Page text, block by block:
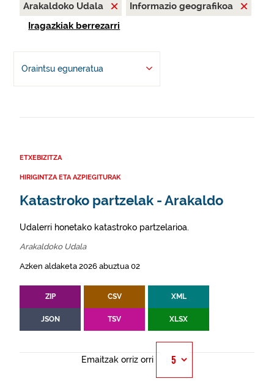
Arakaldoko Udala
Informazio geografikoa
Iragazkiak berrezarri
Oraintsu eguneratua
ETXEBIZITZA
HIRIGINTZA ETA AZPIEGITURAK
Katastroko partzelak - Arakaldo
Udalerri honetako katastroko partzelarioa.
Arakaldoko Udala
Azken aldaketa 2026 abuztua 02
ZIP CSV XML
JSON TSV XLSX
Emaitzak orriz orri